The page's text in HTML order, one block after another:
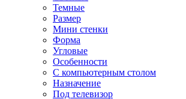
Темные
Размер
Мини стенки
Форма
Угловые
Особенности
С компьютерным столом
Назначение
Под телевизор